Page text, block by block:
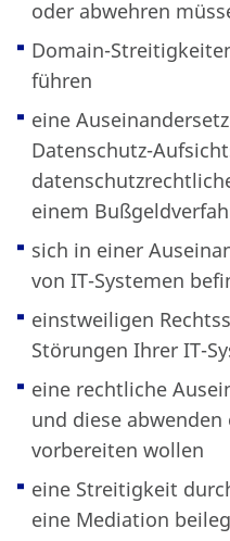
oder abwehren
Domain-
führen
eine
Datenschutz-
einem
sich in einer
von IT-Systemen
einstweiligen
Störungen Ihrer IT-
eine rechtliche
und diese
vorbereiten wollen
eine Streitigkeit
eine Mediation